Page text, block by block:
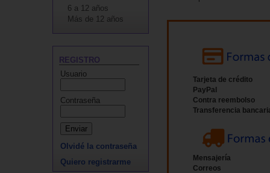
6 a 12 años
Más de 12 años
REGISTRO
Usuario
Contraseña
Olvidé la contraseña
Quiero registrarme
Tarjeta de crédito
PayPal
Contra reembolso
Transferencia
Mensajería
Correos